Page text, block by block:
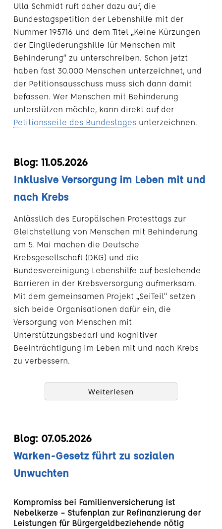
Ulla Schmidt ruft daher dazu auf, die
Bundestagspetition der Lebenshilfe mit der
Nummer 195716 und dem Titel „Keine Kürzungen
der Eingliederungshilfe für Menschen mit
Behinderung“ zu unterschreiben. Schon jetzt
haben fast 30.000 Menschen unterzeichnet, und
der Petitionsausschuss muss sich dann damit
befassen. Wer Menschen mit Behinderung
unterstützen möchte, kann direkt auf der
Petitionsseite des Bundestages unterzeichnen.
Blog: 11.05.2026
Inklusive Versorgung im Leben mit und
nach Krebs
Anlässlich des Europäischen Protesttags zur
Gleichstellung von Menschen mit Behinderung
am 5. Mai machen die Deutsche
Krebsgesellschaft (DKG) und die
Bundesvereinigung Lebenshilfe auf bestehende
Barrieren in der Krebsversorgung aufmerksam.
Mit dem gemeinsamen Projekt „SeiTeil“ setzen
sich beide Organisationen dafür ein, die
Versorgung von Menschen mit
Unterstützungsbedarf und kognitiver
Beeinträchtigung im Leben mit und nach Krebs
zu verbessern.
Weiterlesen
Blog: 07.05.2026
Warken-Gesetz führt zu sozialen
Unwuchten
Kompromiss bei Familienversicherung ist
Nebelkerze – Stufenplan zur Refinanzierung der
Leistungen für Bürgergeldbeziehende nötig